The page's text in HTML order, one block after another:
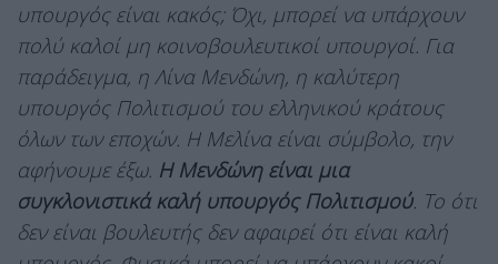
υπουργός είναι κακός; Όχι, μπορεί να υπάρχουν
πολύ καλοί μη κοινοβουλευτικοί υπουργοί. Για
παράδειγμα, η Λίνα Μενδώνη, η καλύτερη
υπουργός Πολιτισμού του ελληνικού κράτους
όλων των εποχών. Η Μελίνα είναι σύμβολο, την
αφήνουμε έξω. Η Μενδώνη είναι μια
συγκλονιστικά καλή υπουργός Πολιτισμού. Το ότι
δεν είναι βουλευτής δεν αφαιρεί ότι είναι καλή